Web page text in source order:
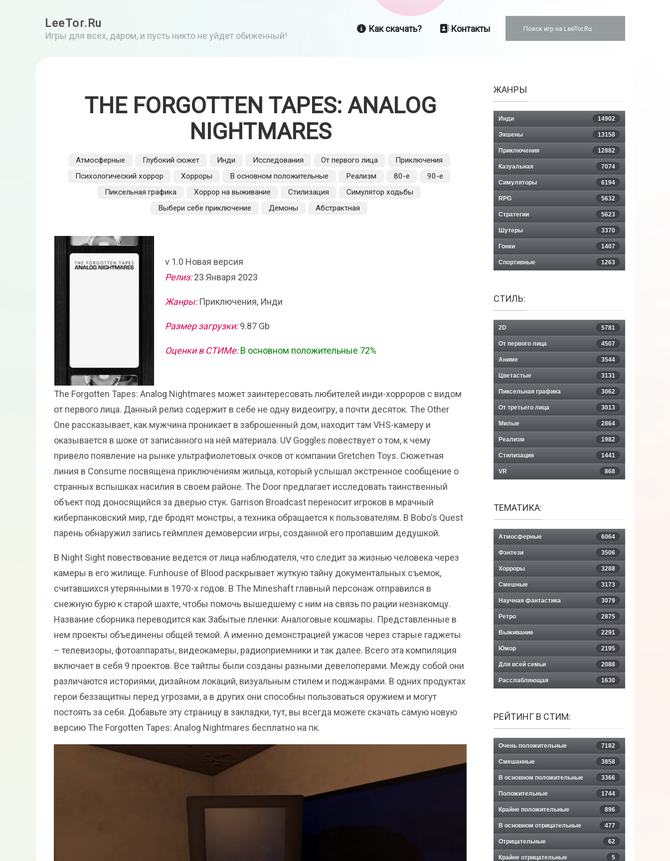
LeeTor.Ru
Игры для всех, даром, и пусть никто не уйдет обиженный!
Как скачать? Контакты
THE FORGOTTEN TAPES: ANALOG
NIGHTMARES
Атмосферные Глубокий сюжет Инди Исследования От первого лица
Приключения
Психологический хоррор
Хорроры В основном положительные Реализм 80-е
90-е
Пиксельная графика
Хоррор на выживание Стилизация
Симулятор ходьбы
Выбери себе приключение
Демоны Абстрактная
v 1.0 Новая версия
Релиз:23 Января 2023
Жанры:Приключения, Инди
Размер загрузки:9.87 Gb
Оценки в СТИМе: В основном положительные 72%
The Forgotten Tapes: Analog Nightmares может заинтересовать любителей инди-хорроров с видом
от первого лица. Данный релиз содержит в себе не одну видеоигру, а почти десяток. The Other
One рассказывает, как мужчина проникает в заброшенный дом, находит там VHS-камеру и
оказывается в шоке от записанного на ней материала. UV Goggles повествует о том, к чему
привело появление на рынке ультрафиолетовых очков от компании Gretchen Toys. Сюжетная
линия в Consume посвящена приключениям жильца, который услышал экстренное сообщение о
странных вспышках насилия в своем районе. The Door предлагает исследовать таинственный
объект под доносящийся за дверью стук. Garrison Broadcast переносит игроков в мрачный
киберпанковский мир, где бродят монстры, а техника обращается к пользователям. В Bobo's Quest
парень обнаружил запись геймплея демоверсии игры, созданной его пропавшим дедушкой.
В Night Sight повествование ведется от лица наблюдателя, что следит за жизнью человека через
камеры в его жилище. Funhouse of Blood раскрывает жуткую тайну документальных съемок,
считавшихся утерянными в 1970-х годов. В The Mineshaft главный персонаж отправился в
снежную бурю к старой шахте, чтобы помочь вышедшему с ним на связь по рации незнакомцу.
Название сборника переводится как Забытые пленки: Аналоговые кошмары. Представленные в
нем проекты объединены общей темой. А именно демонстрацией ужасов через старые гаджеты
– телевизоры, фотоаппараты, видеокамеры, радиоприемники и так далее. Всего эта компиляция
включает в себя 9 проектов. Все тайтлы были созданы разными девелоперами. Между собой они
различаются историями, дизайном локаций, визуальным стилем и поджанрами. В одних продуктах
герои беззащитны перед угрозами, а в других они способны пользоваться оружием и могут
постоять за себя. Добавьте эту страницу в закладки, тут, вы всегда можете скачать самую новую
версию The Forgotten Tapes: Analog Nightmares бесплатно на пк.
ЖАНРЫ
Инди 14902
Экшены 13158
Приключения 12882
Казуальная 7074
Симуляторы 6194
RPG 5632
Стратегии 5623
Шутеры 3370
Гонки 1407
Спортивные 1263
СТИЛЬ:
2D 5781
От первого лица 4507
Аниме 3544
Цветастые 3131
Пиксельная графика 3062
От третьего лица 3013
Милые 2864
Реализм 1982
Стилизация 1441
VR 868
ТЕМАТИКА:
Атмосферные 6064
Фэнтези 3506
Хорроры 3288
Смешные 3173
Научная фантастика 3079
Ретро 2875
Выживание 2291
Юмор 2195
Для всей семьи 2088
Расслабляющая 1630
РЕЙТИНГ В СТИМ:
Очень положительные 7182
Смешанные 3858
В основном положительные 3366
Положительные 1744
Крайне положительные 896
В основном отрицательные 477
Отрицательные 62
Крайне отрицательные 5